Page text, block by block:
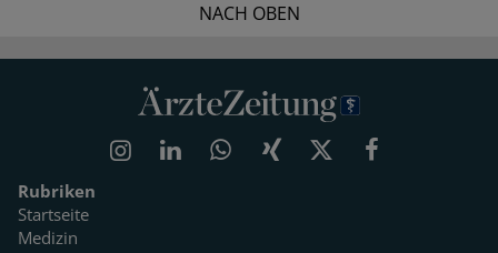
NACH OBEN
Rubriken
Startseite
Medizin